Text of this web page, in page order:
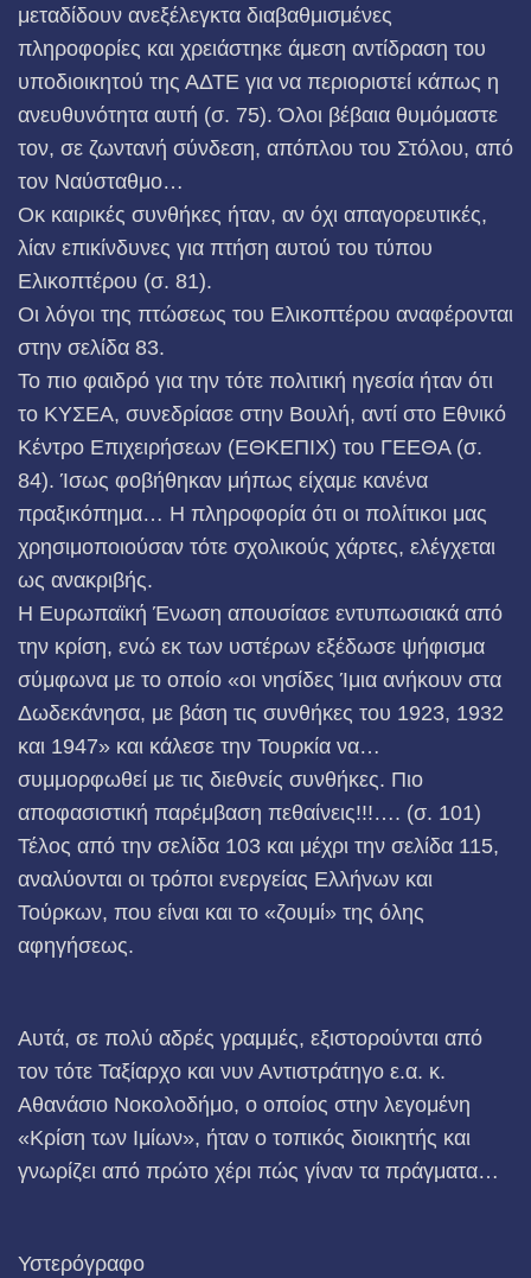
μεταδίδουν ανεξέλεγκτα διαβαθμισμένες
πληροφορίες και χρειάστηκε άμεση αντίδραση του
υποδιοικητού της ΑΔΤΕ για να περιοριστεί κάπως η
ανευθυνότητα αυτή (σ. 75). Όλοι βέβαια θυμόμαστε
τον, σε ζωντανή σύνδεση, απόπλου του Στόλου, από
τον Ναύσταθμο…
Οκ καιρικές συνθήκες ήταν, αν όχι απαγορευτικές,
λίαν επικίνδυνες για πτήση αυτού του τύπου
Ελικοπτέρου (σ. 81).
Οι λόγοι της πτώσεως του Ελικοπτέρου αναφέρονται
στην σελίδα 83.
Το πιο φαιδρό για την τότε πολιτική ηγεσία ήταν ότι
το ΚΥΣΕΑ, συνεδρίασε στην Βουλή, αντί στο Εθνικό
Κέντρο Επιχειρήσεων (ΕΘΚΕΠΙΧ) του ΓΕΕΘΑ (σ.
84). Ίσως φοβήθηκαν μήπως είχαμε κανένα
πραξικόπημα… Η πληροφορία ότι οι πολίτικοι μας
χρησιμοποιούσαν τότε σχολικούς χάρτες, ελέγχεται
ως ανακριβής.
Η Ευρωπαϊκή Ένωση απουσίασε εντυπωσιακά από
την κρίση, ενώ εκ των υστέρων εξέδωσε ψήφισμα
σύμφωνα με το οποίο «οι νησίδες Ίμια ανήκουν στα
Δωδεκάνησα, με βάση τις συνθήκες του 1923, 1932
και 1947» και κάλεσε την Τουρκία να…
συμμορφωθεί με τις διεθνείς συνθήκες. Πιο
αποφασιστική παρέμβαση πεθαίνεις!!!…. (σ. 101)
Τέλος από την σελίδα 103 και μέχρι την σελίδα 115,
αναλύονται οι τρόποι ενεργείας Ελλήνων και
Τούρκων, που είναι και το «ζουμί» της όλης
αφηγήσεως.
Αυτά, σε πολύ αδρές γραμμές, εξιστορούνται από
τον τότε Ταξίαρχο και νυν Αντιστράτηγο ε.α. κ.
Αθανάσιο Νοκολοδήμο, ο οποίος στην λεγομένη
«Κρίση των Ιμίων», ήταν ο τοπικός διοικητής και
γνωρίζει από πρώτο χέρι πώς γίναν τα πράγματα…
Υστερόγραφο